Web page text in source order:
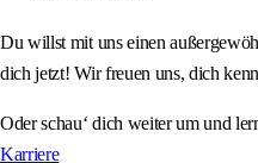
Du willst mit uns einen
dich jetzt! Wir freuen uns, dich
Oder schau‘ dich weiter um und
Karriere